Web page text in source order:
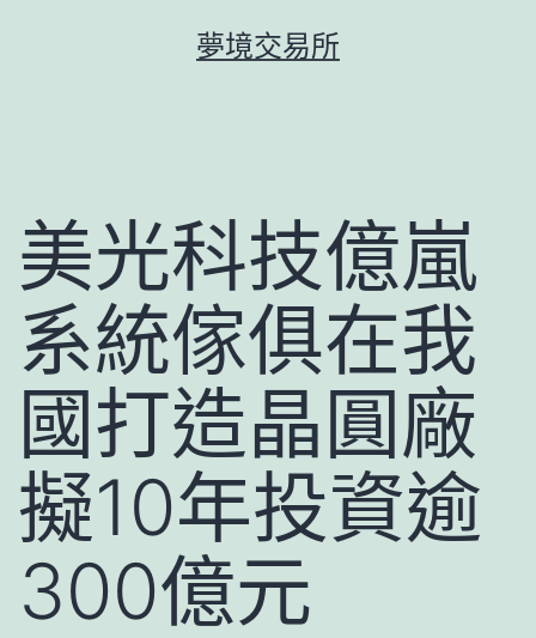
夢境交易所
美光科技億嵐
系統傢俱在我
國打造晶圓廠
擬10年投資逾
300億元